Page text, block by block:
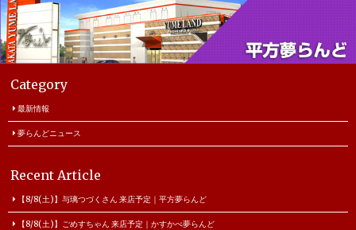
Category
最新情報
夢らんどニュース
Recent Article
【8/8(土)】与璃つづくさん 来店予定｜平方夢らんど
【8/8(土)】ごめすちゃん 来店予定｜かすかべ夢らんど